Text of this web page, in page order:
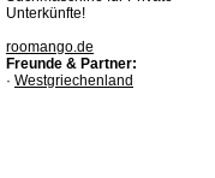
Unterkünfte!
roomango.de
Freunde & Partner:
· Westgriechenland